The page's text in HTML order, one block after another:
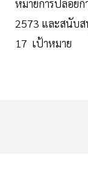
หมายการปล่อย
2573 และสนับส
17 เป้าหมาย